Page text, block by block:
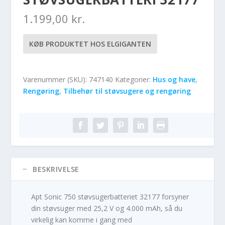
1.199,00 kr.
KØB PRODUKTET HOS ELGIGANTEN
Varenummer (SKU): 747140 Kategorier: Hus og have,
Rengøring, Tilbehør til støvsugere og rengøring
BESKRIVELSE
Apt Sonic 750 støvsugerbatteriet 32177 forsyner
din støvsuger med 25,2 V og 4.000 mAh, så du
virkelig kan komme i gang med